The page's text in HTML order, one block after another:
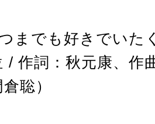
までも好きでいた
/ 作詞：秋元康、作
聡）